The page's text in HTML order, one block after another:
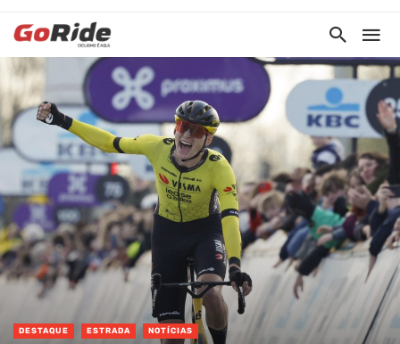
DESTAQUE ESTRADA NOTÍCIAS